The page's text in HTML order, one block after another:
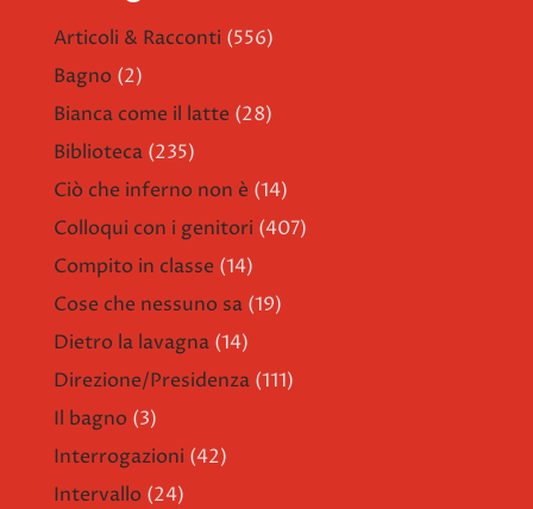
Articoli & Racconti (556)
Bagno (2)
Bianca come il latte (28)
Biblioteca (235)
Ciò che inferno non è (14)
Colloqui con i genitori (407)
Compito in classe (14)
Cose che nessuno sa (19)
Dietro la lavagna (14)
Direzione/Presidenza (111)
Il bagno (3)
Interrogazioni (42)
Intervallo (24)